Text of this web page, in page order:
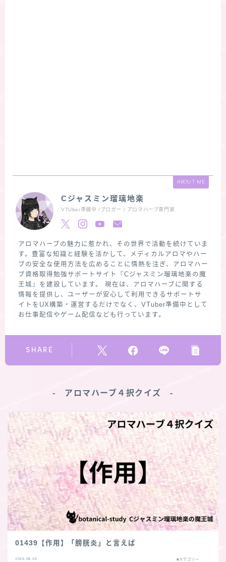
ABOUT ME
Cジャスミン瑠璃地楽
VTUber準備中 /ブロガー / アロマハーブ専門家
アロマハーブの魅力に惹かれ、その世界で活動を続けていま
す。豊富な知識と経験を活かして、メディカルアロマやハー
ブの安全な使用方法を広めることに情熱を注ぎ、アロマハー
ブ資格取得勉強サポートサイト『Cジャスミン瑠璃地楽の魔
王城』を建設しています。 現在は、アロマハーブに関する
情報を提供し、ユーザーが安心して利用できるサポートサ
イトをUX構築・運営するだけでなく、VTuber準備中として
お仕事配信やゲーム配信なども行っています。
SHARE
‐ アロマハーブ４択クイズ ‐
01439【作用】「膀胱炎」と言えば
2026.08.06 ■カテゴリー